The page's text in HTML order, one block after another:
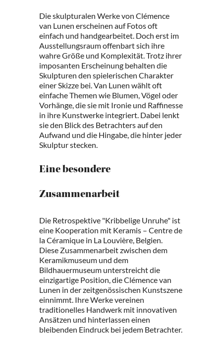
Die skulpturalen Werke von Clémence
van Lunen erscheinen auf Fotos oft
einfach und handgearbeitet. Doch erst im
Ausstellungsraum offenbart sich ihre
wahre Größe und Komplexität. Trotz ihrer
imposanten Erscheinung behalten die
Skulpturen den spielerischen Charakter
einer Skizze bei. Van Lunen wählt oft
einfache Themen wie Blumen, Vögel oder
Vorhänge, die sie mit Ironie und Raffinesse
in ihre Kunstwerke integriert. Dabei lenkt
sie den Blick des Betrachters auf den
Aufwand und die Hingabe, die hinter jeder
Skulptur stecken.
Eine besondere
Zusammenarbeit
Die Retrospektive "Kribbelige Unruhe" ist
eine Kooperation mit Keramis – Centre de
la Céramique in La Louvière, Belgien.
Diese Zusammenarbeit zwischen dem
Keramikmuseum und dem
Bildhauermuseum unterstreicht die
einzigartige Position, die Clémence van
Lunen in der zeitgenössischen Kunstszene
einnimmt. Ihre Werke vereinen
traditionelles Handwerk mit innovativen
Ansätzen und hinterlassen einen
bleibenden Eindruck bei jedem Betrachter.